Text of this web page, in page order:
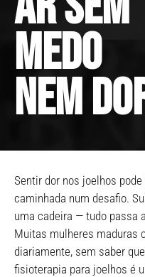
medo
nem
Sentir dor nos joelhos
caminhada num desafio.
uma cadeira — tudo passa
Muitas mulheres maduras
diariamente, sem saber
fisioterapia para joelhos é